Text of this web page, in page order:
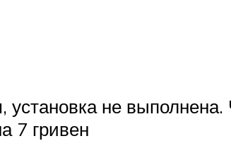
не
7 гривен